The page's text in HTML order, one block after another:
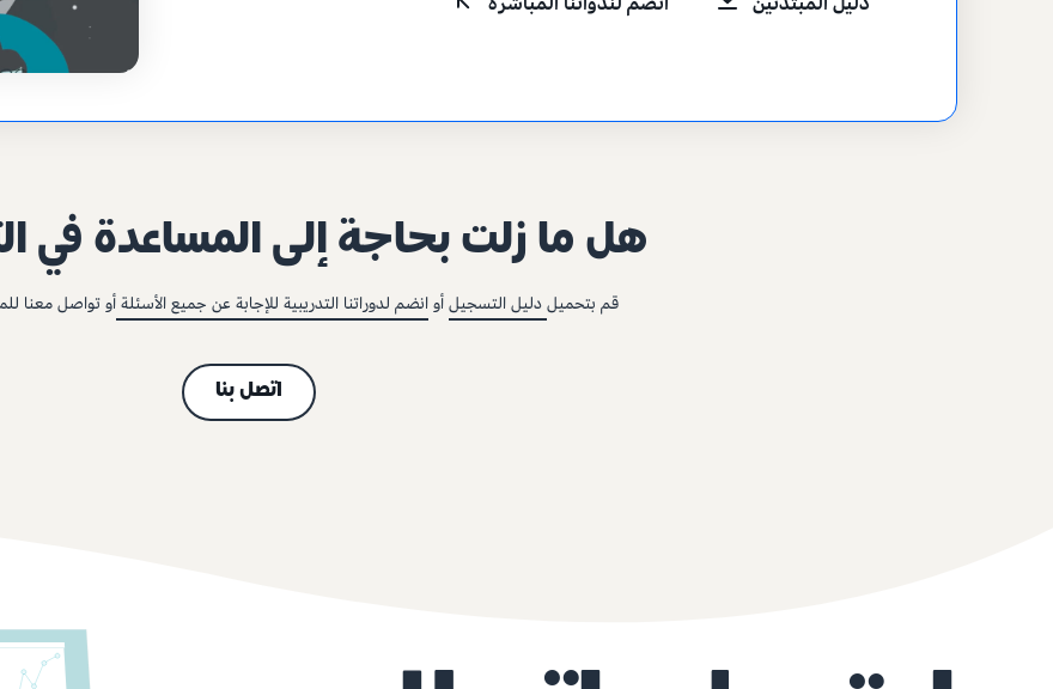
هل ما زلت بحاجة إلى المساعدة في
قم بتحميلدليل التسجيلأوانضم لدوراتنا التدريبية للإجابة عن جميع الأسئلةأو تواصل معنا
اتصل بنا